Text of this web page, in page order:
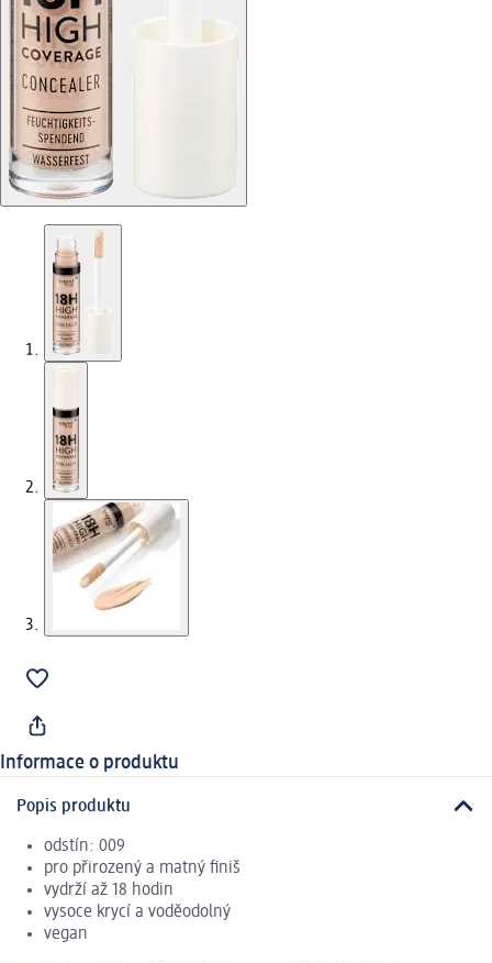
Informace o produktu
Popis produktu
odstín: 009
pro přirozený a matný finiš
vydrží až 18 hodin
vysoce krycí a voděodolný
vegan